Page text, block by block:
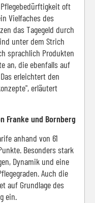
oft
Vielfaches des
das Tagegeld durch
unter dem Strich
sprachlich Produkten
an, die ebenfalls auf
erleichtert den
erläutert
Franke und Bornberg
anhand von 61
Besonders stark
Dynamik und eine
Auch die
auf Grundlage des
ein.